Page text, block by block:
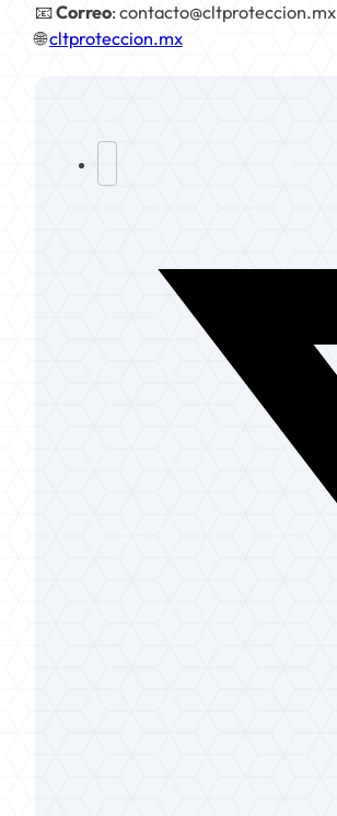
📧Correo:contacto@cltproteccion.mx
🌐cltproteccion.mx